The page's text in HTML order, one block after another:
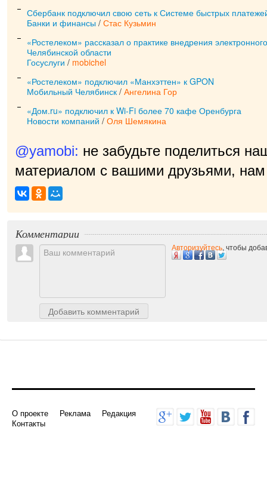
Сбербанк подключил свою сеть к Системе быстрых
Банки и финансы / Стас Кузьмин
«Ростелеком» рассказал о практике внедрения
Челябинской области
Госуслуги / mobichel
«Ростелеком» подключил «Манхэттен» к GPON
Мобильный Челябинск / Ангелина Гор
«Дом.ru» подключил к Wi-Fi более 70 кафе Оренбурга
Новости компаний / Оля Шемякина
@yamobi: не забудьте поделиться
материалом с вашими друзьями, нам
прия|
Комментарии